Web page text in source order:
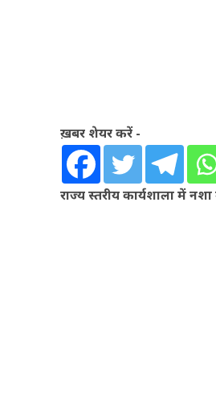
ख़बर शेयर करें -
राज्य स्तरीय कार्यशाला में